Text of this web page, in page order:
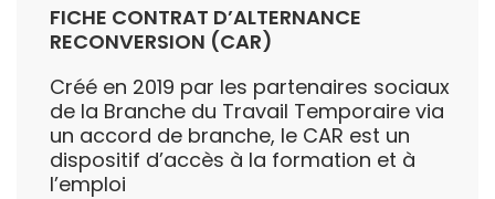
FICHE CONTRAT D’ALTERNANCE
RECONVERSION (CAR)
Créé en 2019 par les partenaires sociaux
de la Branche du Travail Temporaire via
un accord de branche, le CAR est un
dispositif d’accès à la formation et à
l’emploi